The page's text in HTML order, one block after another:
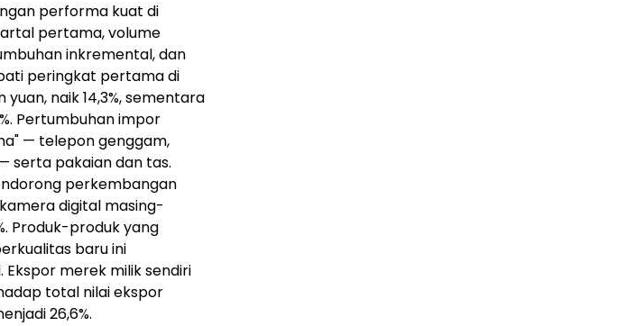
performa kuat di
pertama, volume
inkremental, dan
peringkat pertama di
naik 14,3%, sementara
Pertumbuhan impor
— telepon genggam,
serta pakaian dan tas.
perkembangan
digital masing-
Produk-produk yang
baru ini
merek milik sendiri
total nilai ekspor
26,6%.